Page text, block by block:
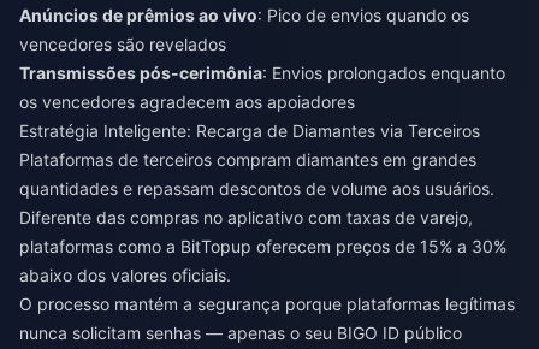
Anúncios de prêmios ao vivo: Pico de envios quando os
vencedores são revelados
Transmissões pós-cerimônia: Envios prolongados enquanto
os vencedores agradecem aos apoiadores
Estratégia Inteligente: Recarga de Diamantes via Terceiros
Plataformas de terceiros compram diamantes em grandes
quantidades e repassam descontos de volume aos usuários.
Diferente das compras no aplicativo com taxas de varejo,
plataformas como a BitTopup oferecem preços de 15% a 30%
abaixo dos valores oficiais.
O processo mantém a segurança porque plataformas legítimas
nunca solicitam senhas — apenas o seu BIGO ID público